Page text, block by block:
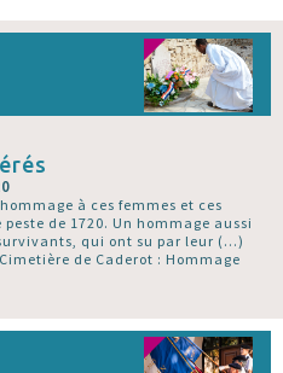
à ces femmes et ces
de 1720. Un hommage aussi
qui ont su par leur (…)
de Caderot : Hommage